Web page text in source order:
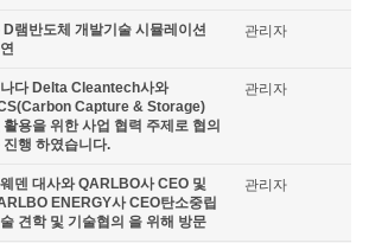
D램반도체 개발기술 시뮬레이션
관리자
다 Delta Cleantech사와
Capture & Storage)
활용을 위한 사업 협력 주제로 협의
진행 하였습니다.
관리자
덴 대사와 QARLBO사 CEO 및
ENERGY사 CEO탄소중립
견학 및 기술협의 을 위해 방문
관리자